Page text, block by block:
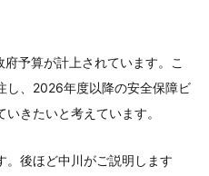
予算が計上されています。こ
し、2026年度以降の安全保障ビ
きたいと考えています。
。後ほど中川がご説明します